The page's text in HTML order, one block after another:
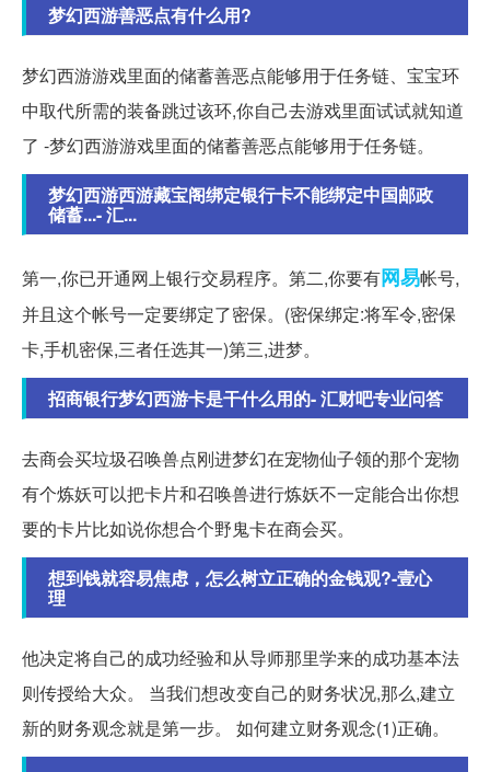
梦幻西游善恶点有什么用?
梦幻西游游戏里面的储蓄善恶点能够用于任务链、宝宝环
中取代所需的装备跳过该环,你自己去游戏里面试试就知道
了 -梦幻西游游戏里面的储蓄善恶点能够用于任务链。
梦幻西游西游藏宝阁绑定银行卡不能绑定中国邮政
储蓄...- 汇...
第一,你已开通网上银行交易程序。第二,你要有网易帐号,
并且这个帐号一定要绑定了密保。(密保绑定:将军令,密保
卡,手机密保,三者任选其一)第三,进梦。
招商银行梦幻西游卡是干什么用的- 汇财吧专业问答
去商会买垃圾召唤兽点刚进梦幻在宠物仙子领的那个宠物
有个炼妖可以把卡片和召唤兽进行炼妖不一定能合出你想
要的卡片比如说你想合个野鬼卡在商会买。
想到钱就容易焦虑，怎么树立正确的金钱观?-壹心
理
他决定将自己的成功经验和从导师那里学来的成功基本法
则传授给大众。 当我们想改变自己的财务状况,那么,建立
新的财务观念就是第一步。 如何建立财务观念(1)正确。